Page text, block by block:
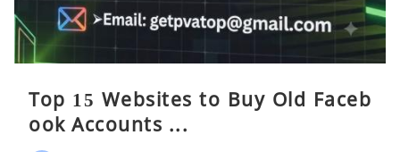
Top 15 Websites to Buy Old Faceb
ook Accounts ...